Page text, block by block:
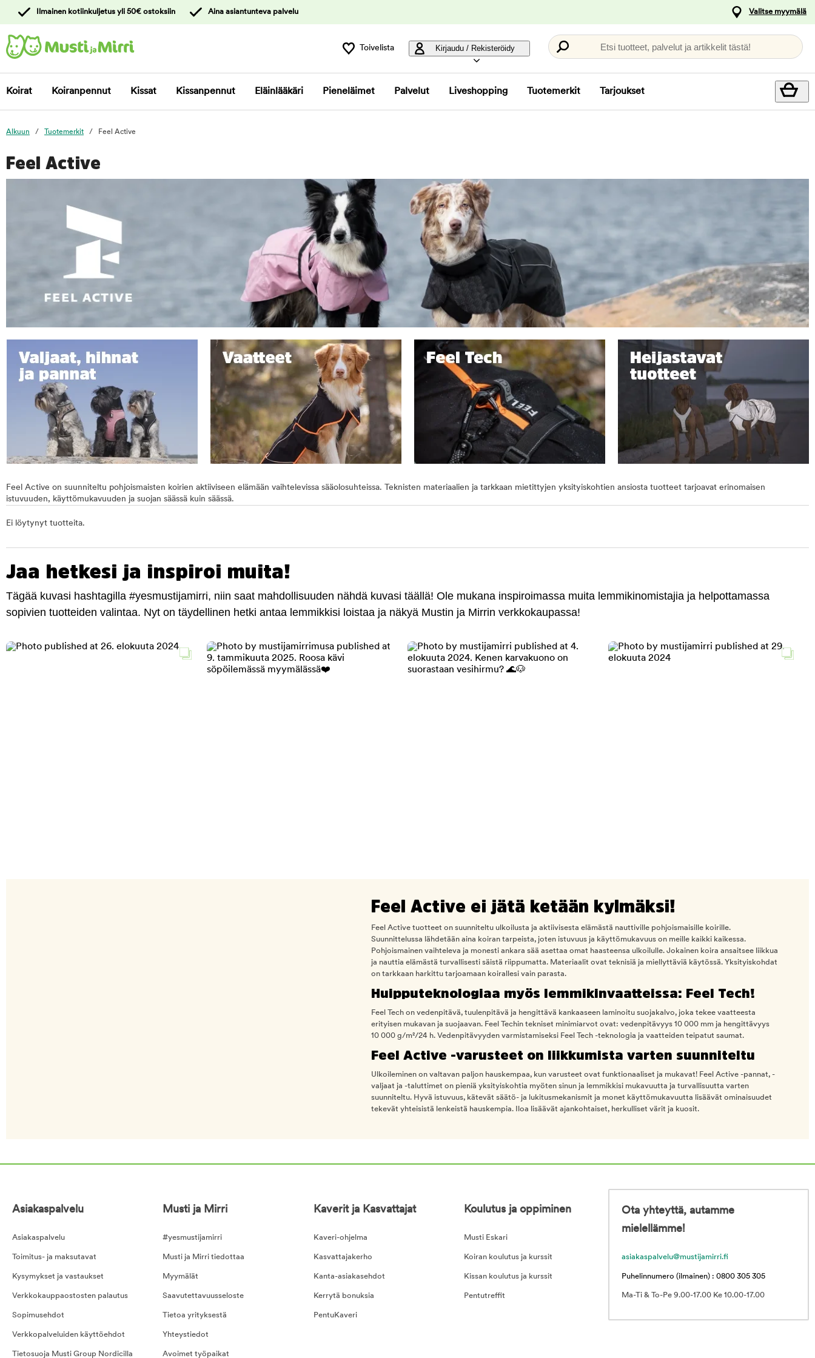
asiakaspalveluun
Ilmainen kotiinkuljetus yli 50€ ostoksiin Aina asiantunteva palvelu Valitse myymälä
Toivelista Kirjaudu / Rekisteröidy Etsi tuotteet, palvelut ja artikkelit tästä!
Koirat Koiranpennut Kissat Kissanpennut Eläinlääkäri Pieneläimet Palvelut Liveshopping Tuotemerkit Tarjoukset
Alkuun Tuotemerkit Feel Active
Feel Active
Feel Active on suunniteltu pohjoismaisten koirien aktiiviseen elämään vaihtelevissa sääolosuhteissa. Teknisten materiaalien ja tarkkaan mietittyjen yksityiskohtien ansiosta tuotteet tarjoavat erinomaisen
istuvuuden, käyttömukavuuden ja suojan säässä kuin säässä.
Ei löytynyt tuotteita.
Jaa hetkesi ja inspiroi muita!
Tägää kuvasi hashtagilla #yesmustijamirri, niin saat mahdollisuuden nähdä kuvasi täällä! Ole mukana inspiroimassa muita lemmikinomistajia ja helpottamassa
sopivien tuotteiden valintaa. Nyt on täydellinen hetki antaa lemmikkisi loistaa ja näkyä Mustin ja Mirrin verkkokaupassa!
Feel Active ei jätä ketään kylmäksi!
Feel Active tuotteet on suunniteltu ulkoilusta ja aktiivisesta elämästä nauttiville pohjoismaisille koirille.
Suunnittelussa lähdetään aina koiran tarpeista, joten istuvuus ja käyttömukavuus on meille kaikki kaikessa.
Pohjoismainen vaihteleva ja monesti ankara sää asettaa omat haasteensa ulkoilulle. Jokainen koira ansaitsee liikkua
ja nauttia elämästä turvallisesti säistä riippumatta. Materiaalit ovat teknisiä ja miellyttäviä käytössä. Yksityiskohdat
on tarkkaan harkittu tarjoamaan koirallesi vain parasta.
Huipputeknologiaa myös lemmikinvaatteissa: Feel Tech!
Feel Tech on vedenpitävä, tuulenpitävä ja hengittävä kankaaseen laminoitu suojakalvo, joka tekee vaatteesta
erityisen mukavan ja suojaavan. Feel Techin tekniset minimiarvot ovat: vedenpitävyys 10 000 mm ja hengittävyys
10 000 g/m²/24 h. Vedenpitävyyden varmistamiseksi Feel Tech -teknologia ja vaatteiden teipatut saumat.
Feel Active -varusteet on liikkumista varten suunniteltu
Ulkoileminen on valtavan paljon hauskempaa, kun varusteet ovat funktionaaliset ja mukavat! Feel Active -pannat, -
valjaat ja -taluttimet on pieniä yksityiskohtia myöten sinun ja lemmikkisi mukavuutta ja turvallisuutta varten
suunniteltu. Hyvä istuvuus, kätevät säätö- ja lukitusmekanismit ja monet käyttömukavuutta lisäävät ominaisuudet
tekevät yhteisistä lenkeistä hauskempia. Iloa lisäävät ajankohtaiset, herkulliset värit ja kuosit.
Asiakaspalvelu
Asiakaspalvelu
Toimitus- ja maksutavat
Kysymykset ja vastaukset
Verkkokauppaostosten palautus
Sopimusehdot
Verkkopalveluiden käyttöehdot
Tietosuoja Musti Group Nordicilla
Musti ja Mirri
#yesmustijamirri
Musti ja Mirri tiedottaa
Myymälät
Saavutettavuusseloste
Tietoa yrityksestä
Yhteystiedot
Avoimet työpaikat
Kaverit ja Kasvattajat
Kaveri-ohjelma
Kasvattajakerho
Kanta-asiakasehdot
Kerrytä bonuksia
PentuKaveri
Koulutus ja oppiminen
Musti Eskari
Koiran koulutus ja kurssit
Kissan koulutus ja kurssit
Pentutreffit
Ota yhteyttä, autamme
mielellämme!
asiakaspalvelu@mustijamirri.fi
Puhelinnumero (ilmainen) : 0800 305 305
Ma-Ti & To-Pe 9.00-17.00 Ke 10.00-17.00